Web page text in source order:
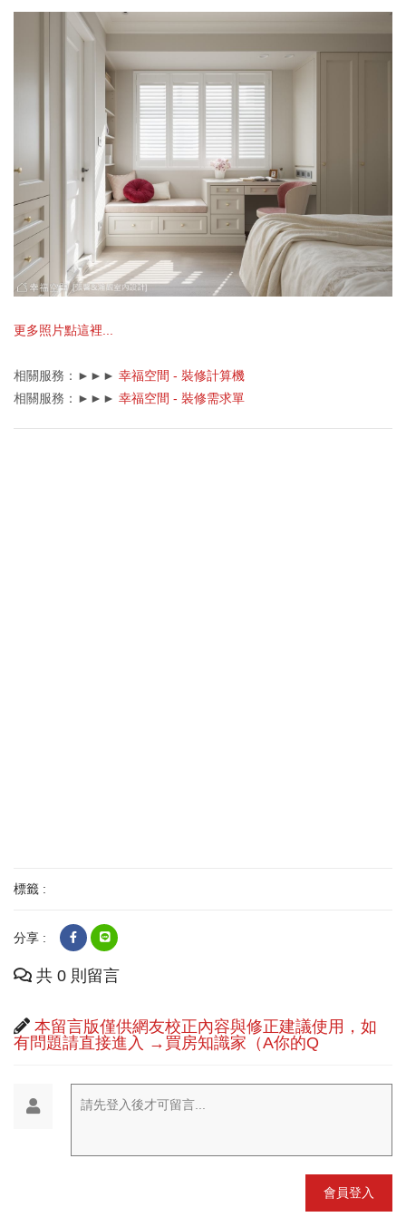
更多照片點這裡...
相關服務：►►► 幸福空間 - 裝修計算機
相關服務：►►► 幸福空間 - 裝修需求單
標籤 :
分享 :
共 0 則留言
本留言版僅供網友校正內容與修正建議使用，如
有問題請直接進入 →買房知識家（A你的Q
請先登入後才可留言...
會員登入